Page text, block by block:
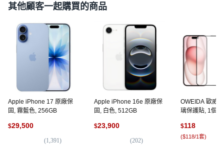
其他顧客一起購買的商品
Apple iPhone 17 原廠保
固, 霧藍色, 256GB
$29,500
(1,391)
Apple iPhone 16e 原廠保
固, 白色, 512GB
$23,900
(202)
OWEIDA 歐威
璃保護貼, 1個
$118
($118/1套)